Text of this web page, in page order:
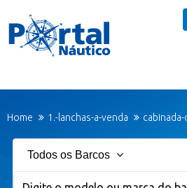
Home 1.-lanchas-a-venda
Todos os Barcos